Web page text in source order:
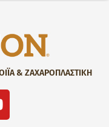
& ΖΑΧΑΡΟΠΛΑΣΤΙΚΗ